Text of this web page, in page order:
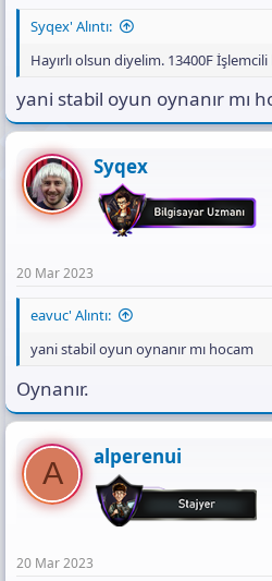
Syqex' Alıntı:
Hayırlı olsun diyelim. 13400F
yani stabil oyun oynanır mı
Syqex
20 Mar 2023
eavuc' Alıntı:
yani stabil oyun oynanır mı hocam
Oynanır.
A alperenui
20 Mar 2023